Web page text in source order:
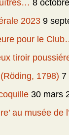
8
2023 9
pour le
tiroir
1798) 7
30 mars
au musée de